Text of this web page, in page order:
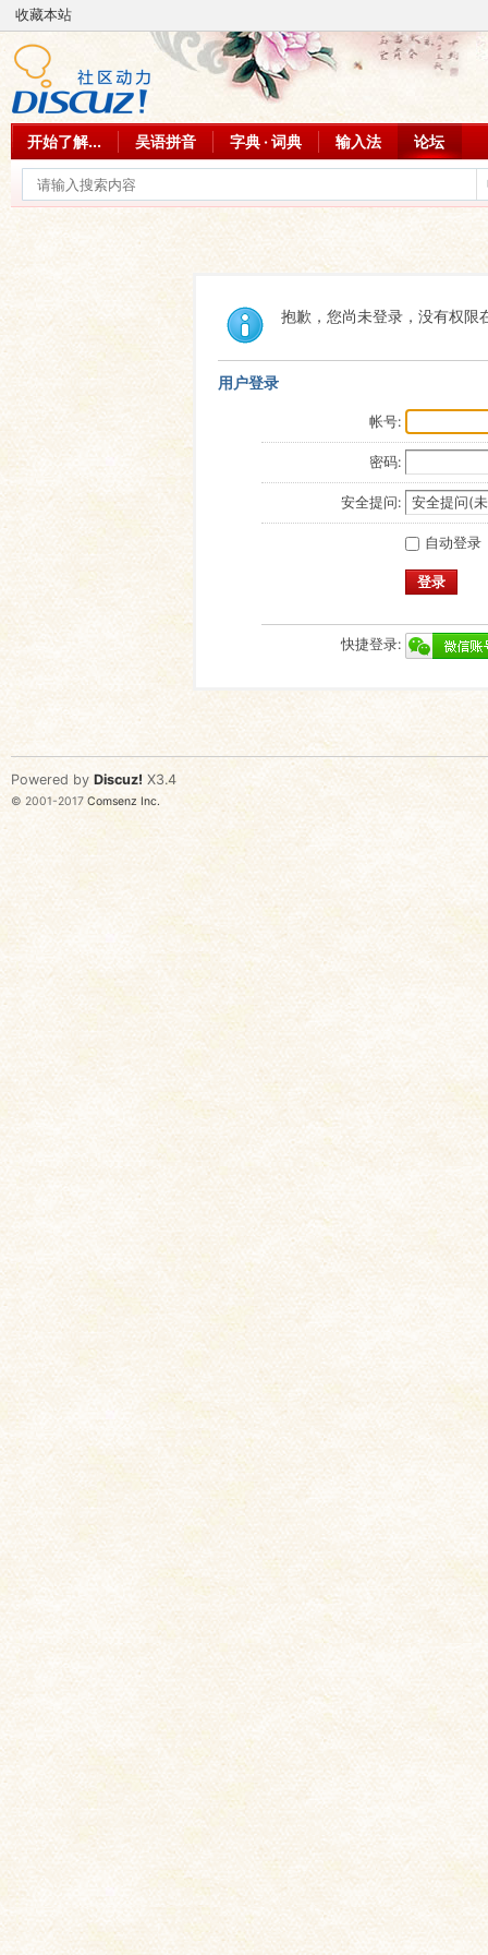
收藏本站
开始了解... 吴语拼音 字典 · 词典 输入法 论坛
抱歉，您尚未登录，没有权限
用户登录
帐号:
密码:
安全提问:
自动登录
登录
快捷登录:
Powered by Discuz! X3.4
© 2001-2017 Comsenz Inc.